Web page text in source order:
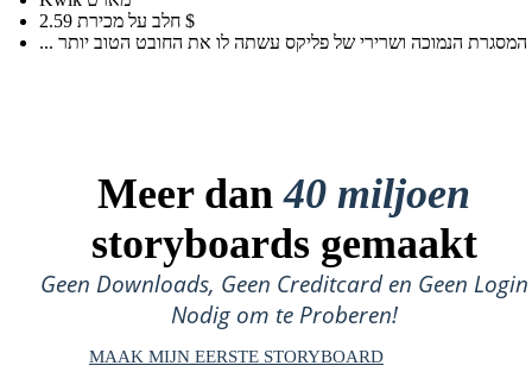
חלב על מכירת 2.59 $
Meer dan40 miljoen
storyboards gemaakt
Geen Downloads, Geen Creditcard en Geen Login
Nodig om te Proberen!
MAAK MIJN EERSTE STORYBOARD